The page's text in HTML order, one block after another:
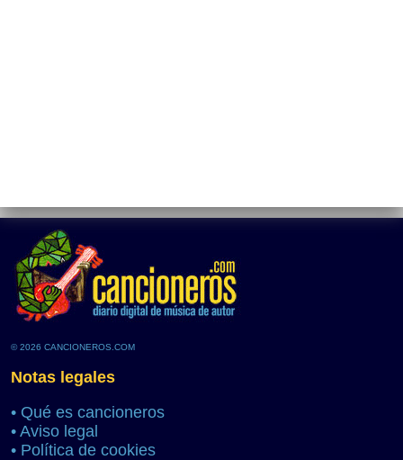
© 2026 CANCIONEROS.COM
Notas legales
• Qué es cancioneros
• Aviso legal
• Política de cookies